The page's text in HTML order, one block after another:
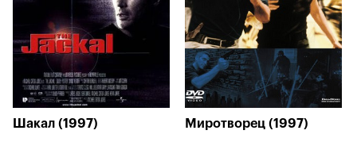
Шакал (1997) Миротворец (1997)